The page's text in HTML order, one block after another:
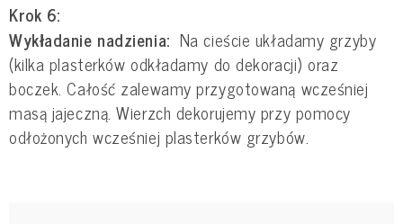
Krok 6:
Wykładanie nadzienia: Na cieście układamy grzyby
(kilka plasterków odkładamy do dekoracji) oraz
boczek. Całość zalewamy przygotowaną wcześniej
masą jajeczną. Wierzch dekorujemy przy pomocy
odłożonych wcześniej plasterków grzybów.